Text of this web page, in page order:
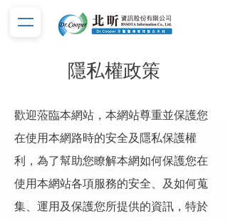
隱私權政策
歡迎蒞臨本網站，本網站尊重並保護您
在使用本網路時的安全及隱私保護權
利，為了幫助您瞭解本網如何保護您在
使用本網站各項服務的安全、及如何蒐
集、運用及保護您所提供的資訊，特於